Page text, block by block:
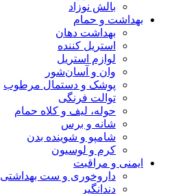
بالش نوزاد
بهداشت و حمام
بهداشت دهان
استریل کننده
لوازم استریل
وان و آسان‌شور
پوشک و دستمال مرطوب
توالت فرنگی
حوله، لیف و کلاه حمام
شانه و برس
شامپو و شوینده بدن
کرم و لوسیون
ایمنی و مراقبت
داروخوری و ست بهداشتی
دندانگیر